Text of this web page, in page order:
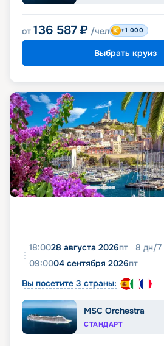
от 136 587 ₽ /чел +1 000
Выбрать круиз
18:0028 августа 2026пт 8 дн/7
09:0004 сентября 2026пт
Вы посетите 3 страны:
MSC Orchestra
СТАНДАРТ